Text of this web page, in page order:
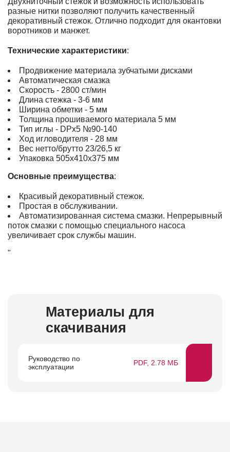
разные нитки позволяют получить качественный
декоративный стежок. Отлично подходит для окантовки
воротников и манжет.
Технические характеристики:
Продвижение материала зубчатыми дисками
Автоматическая смазка
Скорость - 2800 ст/мин
Длина стежка - 3-6 мм
Ширина обметки - 5 мм
Толщина прошиваемого материала 5 мм
Тип иглы - DPx5 №90-140
Ход игловодителя - 28 мм
Вес нетто/брутто 23/26,5 кг
Упаковка 505х410х375 мм
Основные преимущества:
Красивый декоративный стежок.
Простая в обслуживании.
Автоматизированная система смазки. Непрерывный
поток смазки с помощью специального насоса
увеличивает срок службы машин.
"
Материалы для
скачивания
Руководство по
эксплуатации
PDF, 2.78 МБ